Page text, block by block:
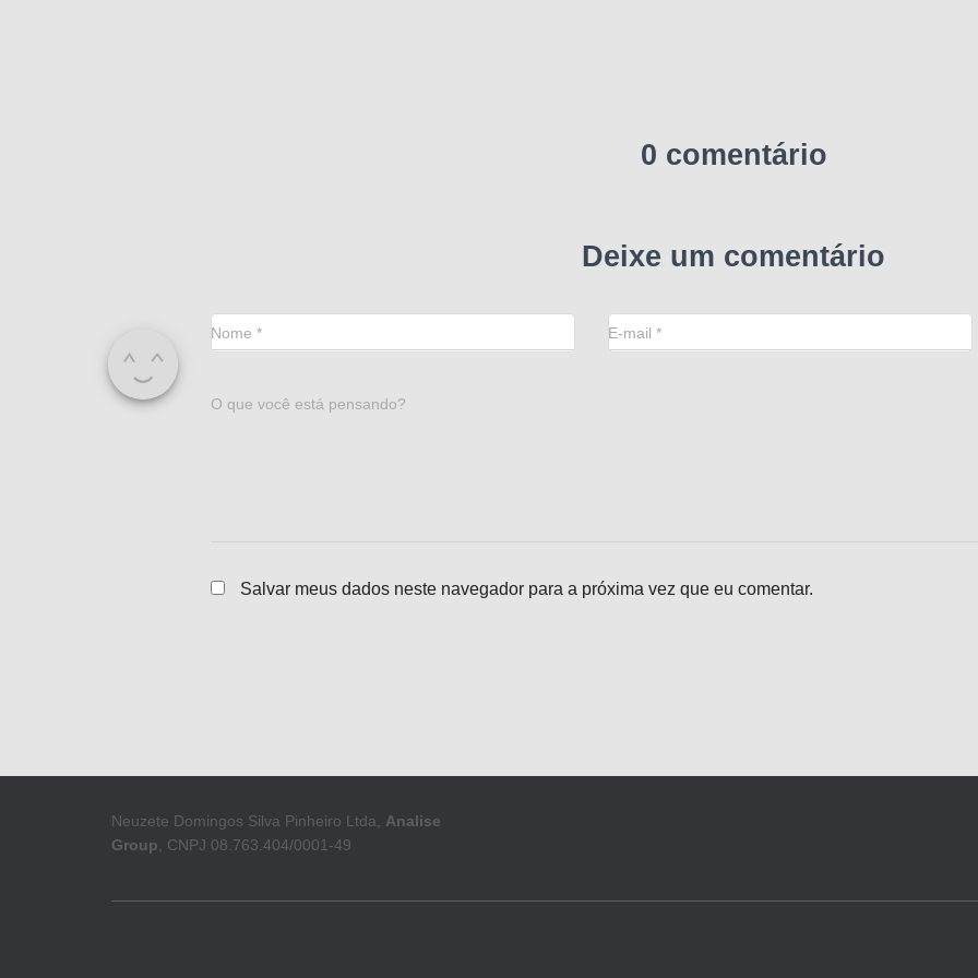
0 comentário
Deixe um comentário
Nome * E-mail *
O que você está pensando?
Salvar meus dados neste navegador para a próxima vez que eu comentar.
Neuzete Domingos Silva Pinheiro Ltda, Analise
Group , CNPJ 08.763.404/0001-49